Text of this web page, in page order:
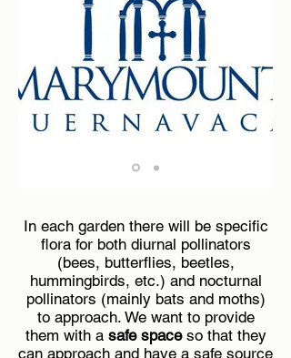
In each garden there will be specific
flora for both diurnal pollinators
(bees, butterflies, beetles,
hummingbirds, etc.) and nocturnal
pollinators (mainly bats and moths)
to approach. We want to provide
them with a safe spaceso that they
can approach and have a safe source